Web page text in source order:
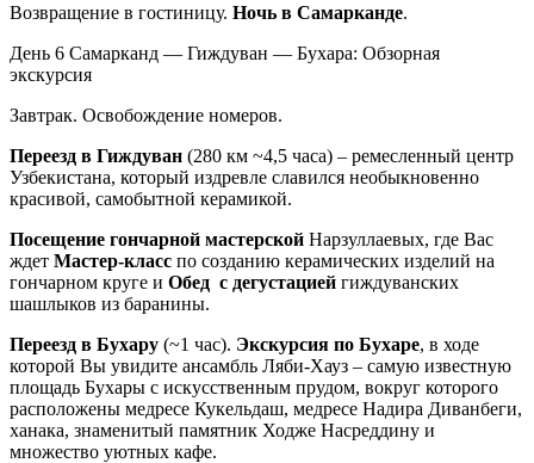
Возвращение в гостиницу. Ночь в Самарканде.
День 6 Самарканд — Гиждуван — Бухара: Обзорная
экскурсия
Завтрак. Освобождение номеров.
Переезд в Гиждуван (280 км ~4,5 часа) – ремесленный центр
Узбекистана, который издревле славился необыкновенно
красивой, самобытной керамикой.
Посещение гончарной мастерской Нарзуллаевых, где Вас
ждет Мастер-класс по созданию керамических изделий на
гончарном круге и Обед с дегустацией гиждуванских
шашлыков из баранины.
Переезд в Бухару (~1 час). Экскурсия по Бухаре, в ходе
которой Вы увидите ансамбль Ляби-Хауз – самую известную
площадь Бухары с искусственным прудом, вокруг которого
расположены медресе Кукельдаш, медресе Надира Диванбеги,
ханака, знаменитый памятник Ходже Насреддину и
множество уютных кафе.